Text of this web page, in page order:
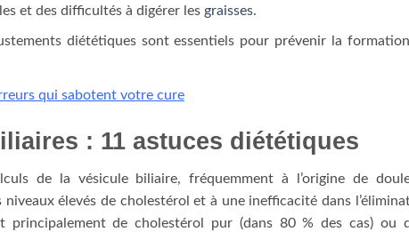
et des difficultés à digérer les graisses.
diététiques sont essentiels pour prévenir la
qui sabotent votre cure
: 11 astuces diététiques
de la vésicule biliaire, fréquemment à l’origine de
élevés de cholestérol et à une inefficacité dans
principalement de cholestérol pur (dans 80 % des cas) ou